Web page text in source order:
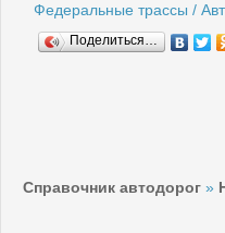
Федеральные трассы /
Поделиться…
Справочник автодорог »